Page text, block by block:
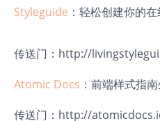
Styleguide ：轻松创建你的
传送门： http://
Atomic Docs ：前端样式指
传送门： http://